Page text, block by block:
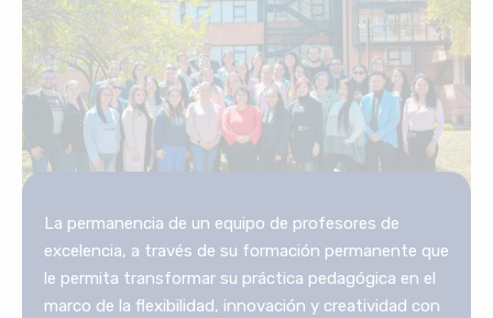
La permanencia de un equipo de profesores de
excelencia, a través de su formación permanente que
le permita transformar su práctica pedagógica en el
marco de la flexibilidad, innovación y creatividad con